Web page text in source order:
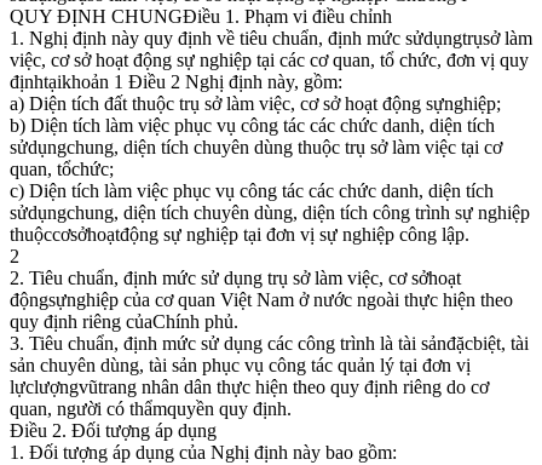
QUY ĐỊNH CHUNGĐiều 1. Phạm vi điều chỉnh
1. Nghị định này quy định về tiêu chuẩn, định mức sửdụngtrụsở làm
việc, cơ sở hoạt động sự nghiệp tại các cơ quan, tổ chức, đơn vị quy
địnhtạikhoản 1 Điều 2 Nghị định này, gồm:
a) Diện tích đất thuộc trụ sở làm việc, cơ sở hoạt động sựnghiệp;
b) Diện tích làm việc phục vụ công tác các chức danh, diện tích
sửdụngchung, diện tích chuyên dùng thuộc trụ sở làm việc tại cơ
quan, tổchức;
c) Diện tích làm việc phục vụ công tác các chức danh, diện tích
sửdụngchung, diện tích chuyên dùng, diện tích công trình sự nghiệp
thuộccơsởhoạtđộng sự nghiệp tại đơn vị sự nghiệp công lập.
2
2. Tiêu chuẩn, định mức sử dụng trụ sở làm việc, cơ sởhoạt
độngsựnghiệp của cơ quan Việt Nam ở nước ngoài thực hiện theo
quy định riêng củaChính phủ.
3. Tiêu chuẩn, định mức sử dụng các công trình là tài sảnđặcbiệt, tài
sản chuyên dùng, tài sản phục vụ công tác quản lý tại đơn vị
lựclượngvũtrang nhân dân thực hiện theo quy định riêng do cơ
quan, người có thẩmquyền quy định.
Điều 2. Đối tượng áp dụng
1. Đối tượng áp dụng của Nghị định này bao gồm: